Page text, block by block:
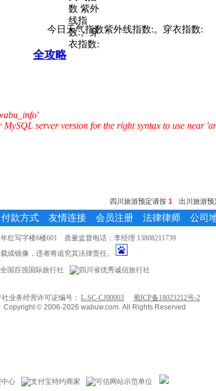
今日天气指数紫外线指数:。穿衣指数:
全攻略
server version for the right syntax to use near
四川旅游预定请按 1 出川旅游预
付款方式 友情连接 会员注册 法律律师 公司
红写字楼6楼601 质量监督电话：李经理 13808211739
或镜像，违者将追究其法律责任。
业务经营许可证编号： L-SC-CJ00003
蜀ICP备18023212号-2
Copyright © 2006-2026 wabuw.com. All Rights Reserved